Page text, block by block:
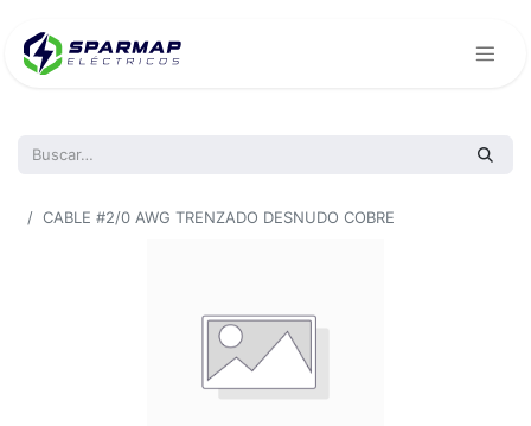
CABLE #2/0 AWG TRENZADO DESNUDO COBRE